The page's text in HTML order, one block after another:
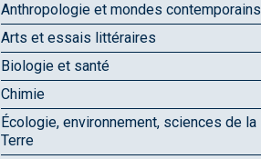
Anthropologie et mondes contemporains
Arts et essais littéraires
Biologie et santé
Chimie
Écologie, environnement, sciences de la
Terre